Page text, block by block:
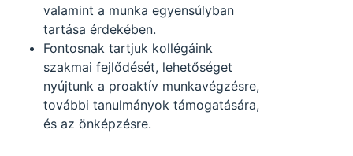
valamint a munka egyensúlyban
tartása érdekében.
Fontosnak tartjuk kollégáink
szakmai fejlődését, lehetőséget
nyújtunk a proaktív munkavégzésre,
további tanulmányok támogatására,
és az önképzésre.